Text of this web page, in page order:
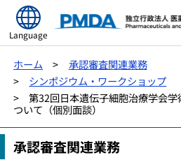
Language
ホーム
承認審査関連業務
シンポジウム・ワークショップ
第32回日本遺伝子細胞治療学会
ついて（個別面談）
承認審査関連業務